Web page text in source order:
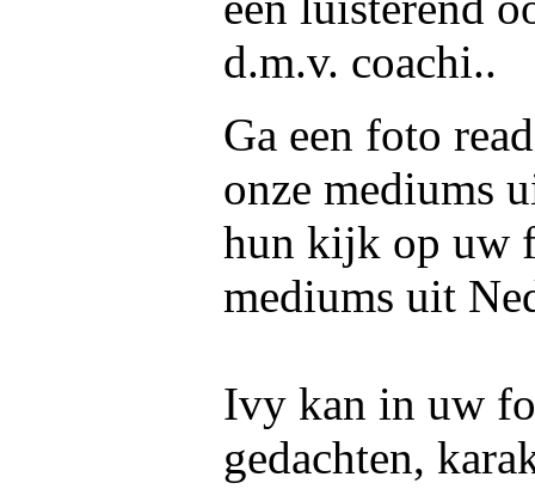
d.m.v. coachi..
Ga een foto
onze mediums
hun kijk op uw
mediums uit
Ivy kan in uw
gedachten,